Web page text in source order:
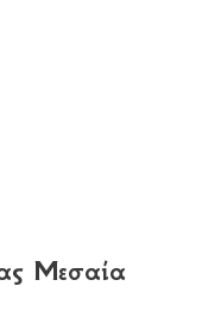
Μεσαία